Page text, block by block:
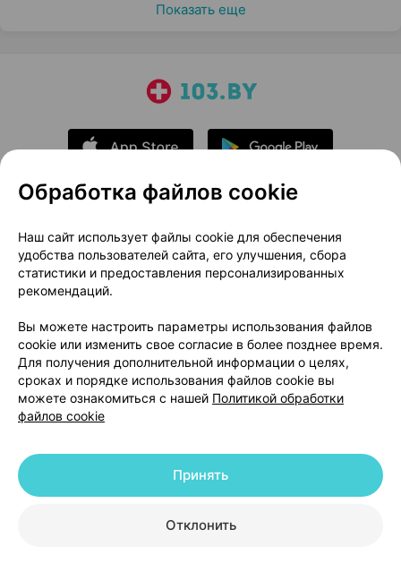
Показать еще
О проекте
Новости проекта
Размещение рекламы
Медицинский маркетинг
Публичный договор
Доставка
Способы оплаты
Вакансии
Партнеры
Написать руководителю 103.by
Написать в поддержку
Персональные настройки Cookie
© 2026 ООО «Артокс Лаб», УНП 191700409 | 220012, Республика Беларусь,
+375 291212755
Обработка файлов cookie
Наш сайт использует файлы cookie для обеспечения
удобства пользователей сайта, его улучшения, сбора
статистики и предоставления персонализированных
рекомендаций.
Вы можете настроить параметры использования файлов
cookie или изменить свое согласие в более позднее время.
Для получения дополнительной информации о целях,
сроках и порядке использования файлов cookie вы
можете ознакомиться с нашей Политикой обработки
файлов cookie
Отклонить
Принять